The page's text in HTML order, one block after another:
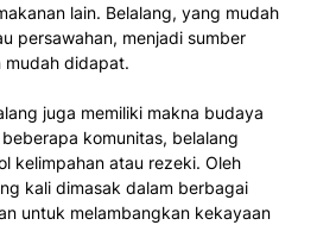
lain. Belalang, yang mudah
persawahan, menjadi sumber
mudah didapat.
juga memiliki makna budaya
komunitas, belalang
kelimpahan atau rezeki. Oleh
kali dimasak dalam berbagai
untuk melambangkan kekayaan